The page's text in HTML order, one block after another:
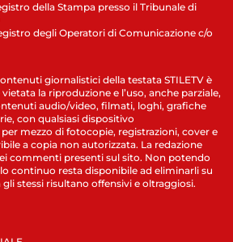
della Stampa presso il Tribunale di
degli Operatori di Comunicazione c/o
giornalistici della testata STILETV è
la riproduzione e l’uso, anche parziale,
audio/video, filmati, loghi, grafiche
con qualsiasi dispositivo
mezzo di fotocopie, registrazioni, cover e
a copia non autorizzata. La redazione
commenti presenti sul sito. Non potendo
continuo resta disponibile ad eliminarli su
stessi risultano offensivi e oltraggiosi.